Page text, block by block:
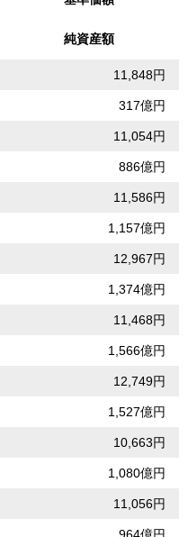
純資産額
11,848円
317億円
11,054円
886億円
11,586円
1,157億円
12,967円
1,374億円
11,468円
1,566億円
12,749円
1,527億円
10,663円
1,080億円
11,056円
964億円